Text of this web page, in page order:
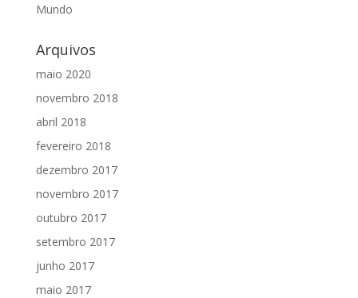
Mundo
Arquivos
maio 2020
novembro 2018
abril 2018
fevereiro 2018
dezembro 2017
novembro 2017
outubro 2017
setembro 2017
junho 2017
maio 2017